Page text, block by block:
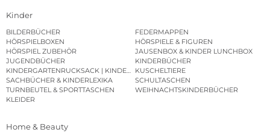
Kinder
BILDERBÜCHER
FEDERMAPPEN
HÖRSPIELBOXEN
HÖRSPIELE & FIGUREN
HÖRSPIEL ZUBEHÖR
JAUSENBOX & KINDER LUNCHBOX
JUGENDBÜCHER
KINDERBÜCHER
KINDERGARTENRUCKSACK | KINDERGARTENBEUTEL
KUSCHELTIERE
SACHBÜCHER & KINDERLEXIKA
SCHULTASCHEN
TURNBEUTEL & SPORTTASCHEN
WEIHNACHTSKINDERBÜCHER
KLEIDER
Home & Beauty